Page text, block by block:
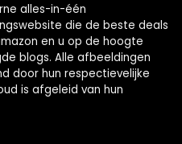
alles-in-één
die de beste deals
en u op de hoogte
blogs. Alle afbeeldingen
door hun respectievelijke
is afgeleid van hun